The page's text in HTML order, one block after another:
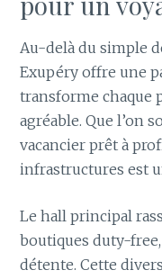
Au-delà du simple
Exupéry offre une
transforme chaque
agréable. Que l’on
vacancier prêt à
infrastructures est
Le hall principal
boutiques duty-
détente. Cette